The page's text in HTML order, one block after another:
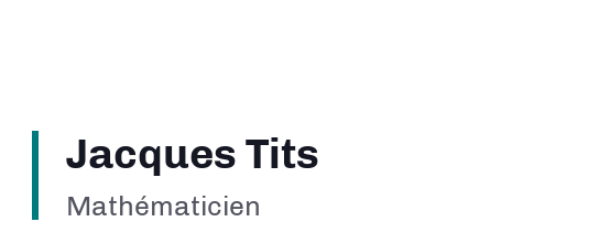
Jacques Tits
Mathématicien